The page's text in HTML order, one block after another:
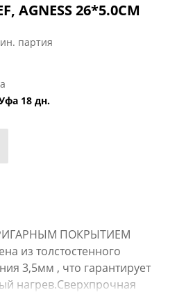
AGNESS 26*5.0CM
партия
18 дн.
ПОКРЫТИЕМ
из толстостенного
3,5мм , что гарантирует
нагрев.Сверхпрочная
покрытия